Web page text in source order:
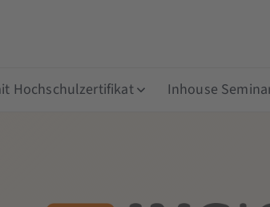
Hochschulzertifikat Inhouse